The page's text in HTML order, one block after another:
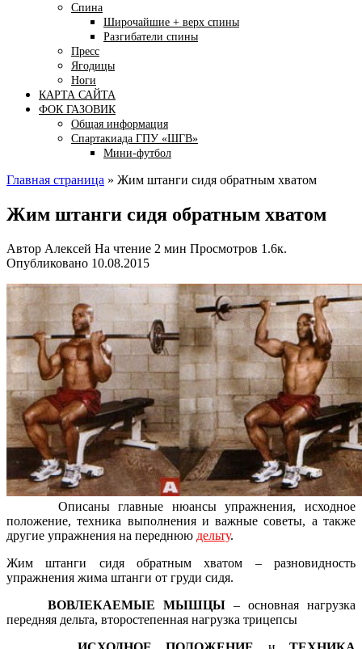
Спина
Широчайшие + верх спины
Разгибатели спины
Пресс
Ягодицы
Ноги
КАРТА САЙТА
ФОК ГАЗОВИК
Общая информация
Спартакиада ГПУ «ШГВ»
Мини-футбол
Главная страница » Жим штанги сидя обратным хватом
Жим штанги сидя обратным хватом
Автор Алексей На чтение 2 мин Просмотров 1.6к.
Опубликовано 10.08.2015
Описаны главные нюансы упражнения, исходное
положение, техника выполнения и важные советы, а также
другие упражнения на переднюю дельту.
Жим штанги сидя обратным хватом – разновидность
упражнения жима штанги от груди сидя.
ВОВЛЕКАЕМЫЕ МЫШЦЫ– основная нагрузка
передняя дельта, второстепенная нагрузка трицепсы